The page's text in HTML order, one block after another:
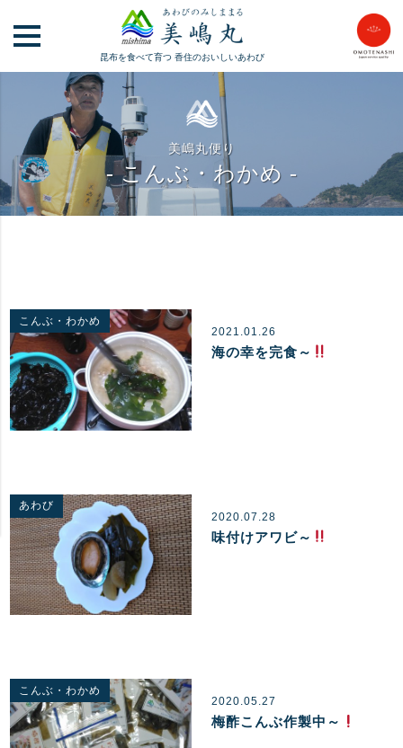
昆布を食べて育つ香住のおいしいあわび
美嶋丸便り
- こんぶ・わかめ -
こんぶ・わかめ
2021.01.26
海の幸を完食～
あわび
2020.07.28
味付けアワビ～
こんぶ・わかめ
2020.05.27
梅酢こんぶ作製中～